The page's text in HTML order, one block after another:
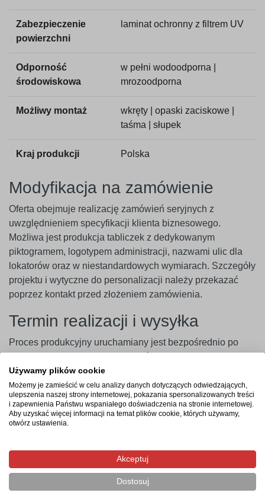
Zabezpieczenie
powierzchni
laminat ochronny z filtrem UV
Odporność
środowiskowa
w pełni wodoodporna |
mrozoodporna
Możliwy montaż
wkręty | opaski zaciskowe |
taśma | słupek
Kraj produkcji Polska
Modyfikacja na zamówienie
Oferta obejmuje realizację zamówień seryjnych z
uwzględnieniem specyfikacji klienta biznesowego.
Możliwa jest produkcja tabliczek z dedykowanym
piktogramem, logotypem administracji, nazwami ulic dla
lokatorów oraz w niestandardowych wymiarach. Szczegóły
projektu i wytyczne do personalizacji należy przekazać
poprzez kontakt przed złożeniem zamówienia.
Termin realizacji i wysyłka
Proces produkcyjny uruchamiany jest bezpośrednio po
wynosi od 3 do 4 dni roboczych, a wysyłka gotowego
produktu na wskazany adres zajmuje zazwyczaj 1 dzień
roboczy.
Najczęstsze pytania
Czy można nanieść na tabliczkę logotyp firmy lub
administracji osiedla?
Używamy plików cookie
Możemy je zamieścić w celu analizy danych dotyczących odwiedzających,
ulepszenia naszej strony internetowej, pokazania spersonalizowanych treści
i zapewnienia Państwu wspaniałego doświadczenia na stronie internetowej.
Aby uzyskać więcej informacji na temat plików cookie, których używamy,
otwórz ustawienia.
Akceptuj
Dostosuj